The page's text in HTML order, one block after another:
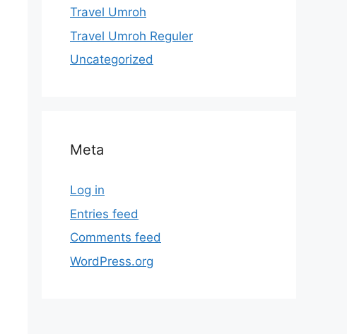
Travel Umroh
Travel Umroh Reguler
Uncategorized
Meta
Log in
Entries feed
Comments feed
WordPress.org